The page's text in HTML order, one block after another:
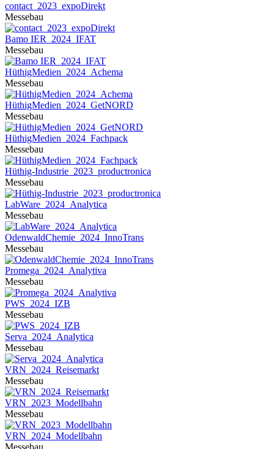
contact_2023_expoDirekt
Messebau
Bamo IER_2024_IFAT
Messebau
HüthigMedien_2024_Achema
Messebau
HüthigMedien_2024_GetNORD
Messebau
HüthigMedien_2024_Fachpack
Messebau
Hüthig-Industrie_2023_productronica
Messebau
LabWare_2024_Analytica
Messebau
OdenwaldChemie_2024_InnoTrans
Messebau
Promega_2024_Analytiva
Messebau
PWS_2024_IZB
Messebau
Serva_2024_Analytica
Messebau
VRN_2024_Reisemarkt
Messebau
VRN_2023_Modellbahn
Messebau
VRN_2024_Modellbahn
Messebau